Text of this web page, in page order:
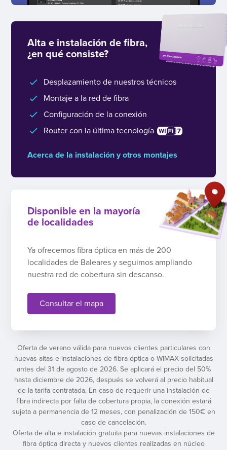
Alta e instalación de fibra,
¿en qué consiste?
Desplazamiento de nuestros técnicos
Montaje a la red de fibra
Configuración de la conexión
Router con la última tecnología
Acerca de la instalación y otros montajes
Disponible en la mayoría
de localidades
Ya ofrecemos fibra óptica en más de 200
localidades de Baleares y seguimos ampliando
nuestra red de cobertura sin descanso.
Consultar el mapa
Oferta de verano válida para nuevos clientes particulares con
nuevas altas e instalaciones de fibra óptica o WiMAX solicitadas
antes del 31 de agosto de 2026. Se aplicará el precio del 50%
hasta diciembre de 2026, después se volverá al precio habitual
de la tarifa contratada. En caso de requerir una instalación de
fibra indirecta por falta de cobertura propia, la conexión estará
sujeta a permanencia de 12 meses, con penalización de 150€ en
caso de cancelación.
Oferta de alta e instalación gratuita para nuevas instalaciones de
fibra óptica directa y nuevos clientes realizadas en núcleo